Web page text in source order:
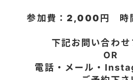
参加費：2,000円 時
下記お問い合わせ
OR
電話・メール・